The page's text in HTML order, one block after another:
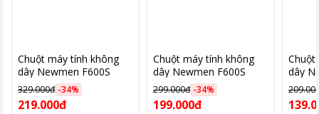
Chuột máy tính không
dây Newmen F600S
White.
329.000đ -34%
219.000đ
Chuột máy tính không
dây Newmen F600S
Black
299.000đ -34%
199.000đ
Chuột
dây
trắng